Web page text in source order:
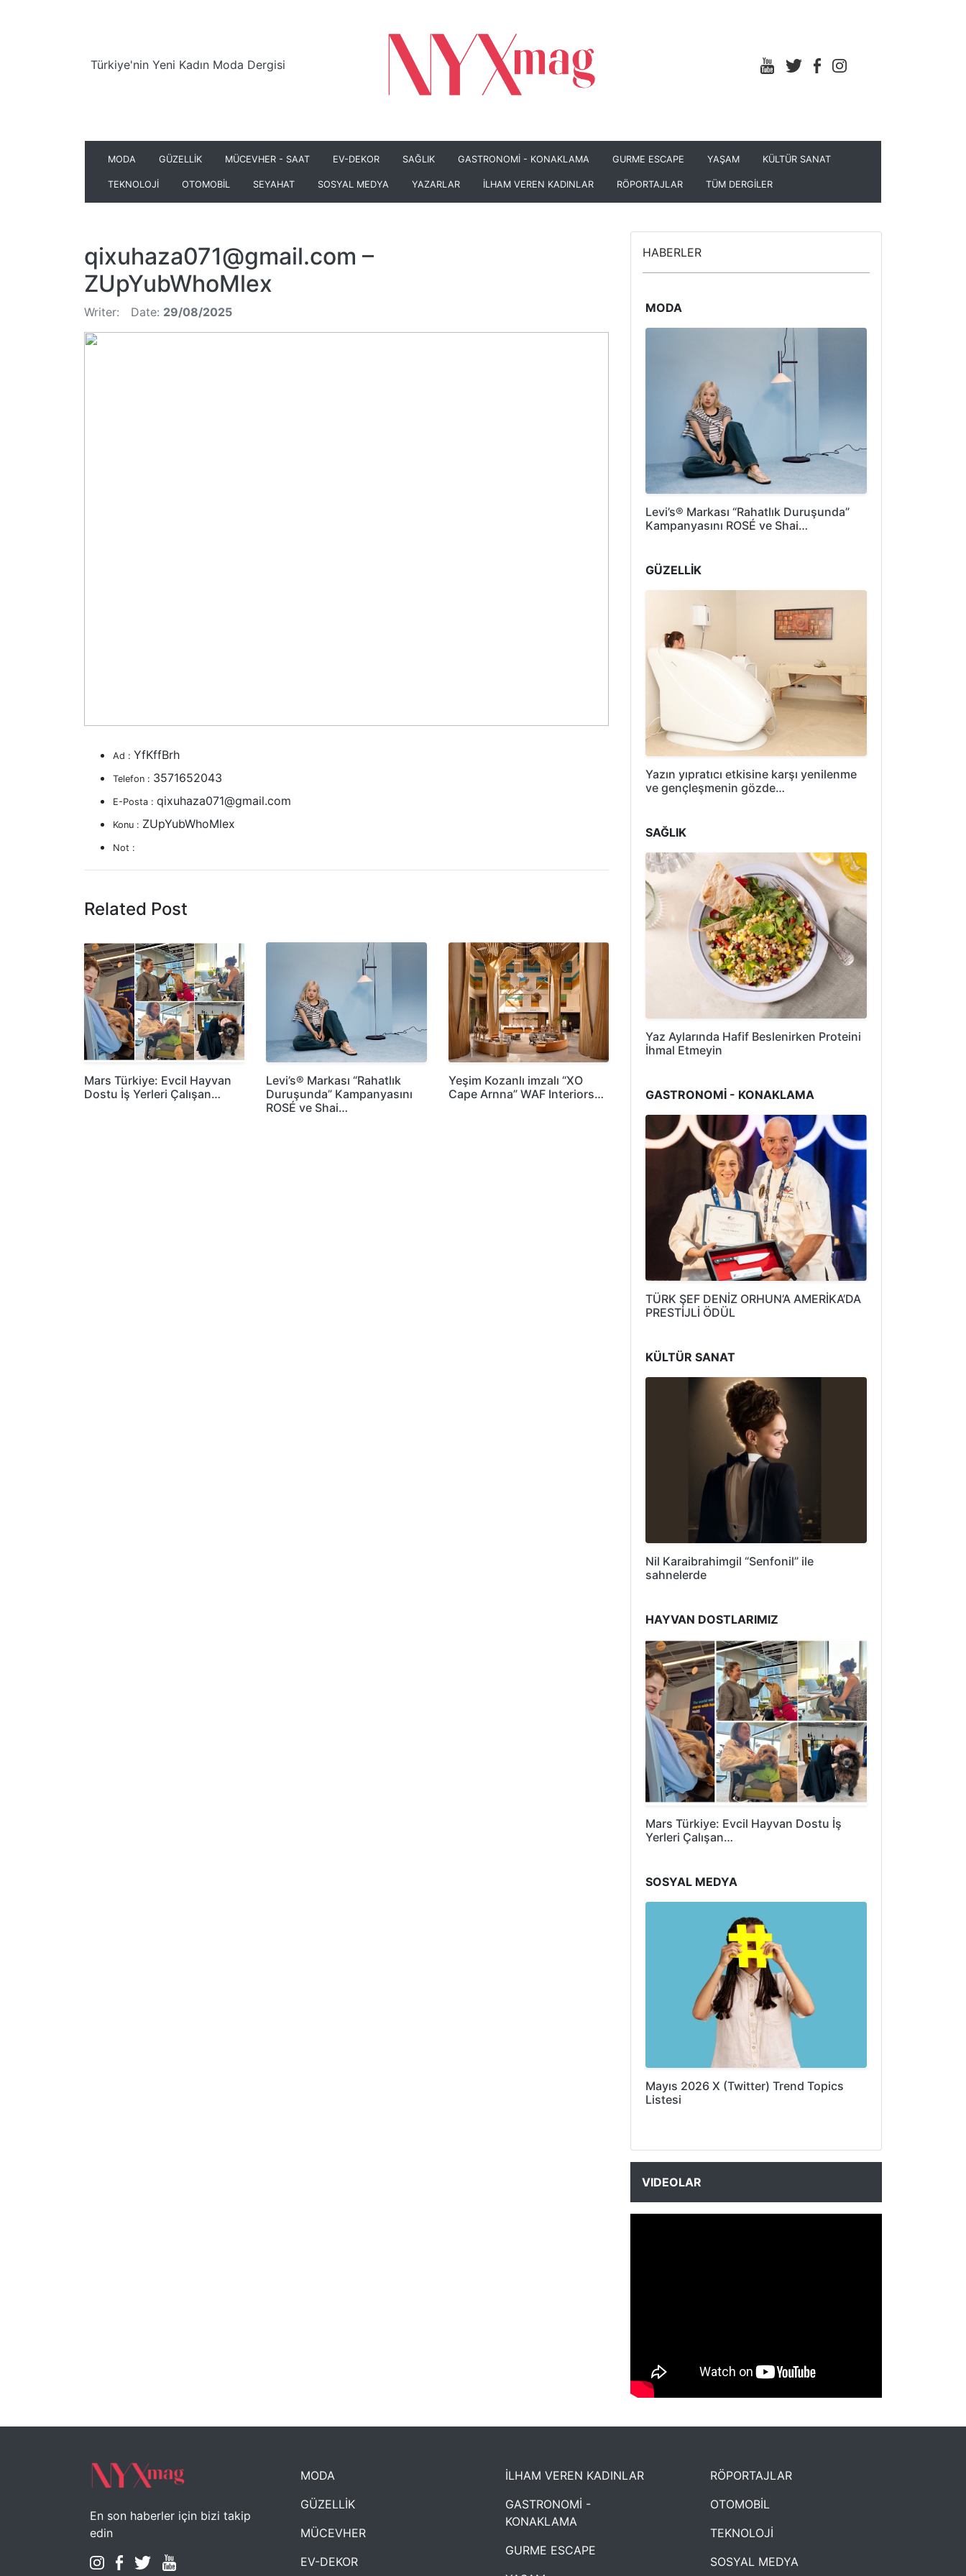
Türkiye'nin Yeni Kadın Moda Dergisi
MODA GÜZELLİK MÜCEVHER - SAAT EV-DEKOR SAĞLIK GASTRONOMİ - KONAKLAMA GURME ESCAPE YAŞAM KÜLTÜR SANAT
TEKNOLOJİ OTOMOBİL SEYAHAT SOSYAL MEDYA YAZARLAR İLHAM VEREN KADINLAR RÖPORTAJLAR TÜM DERGİLER
qixuhaza071@gmail.com –
ZUpYubWhoMlex
Writer: Date: 29/08/2025
Ad : YfKffBrh
Telefon : 3571652043
E-Posta : qixuhaza071@gmail.com
Konu : ZUpYubWhoMlex
Not :
Related Post
Mars Türkiye: Evcil Hayvan
Dostu İş Yerleri Çalışan…
Levi’s® Markası “Rahatlık
Duruşunda” Kampanyasını
ROSÉ ve Shai…
Yeşim Kozanlı imzalı “XO
Cape Arnna” WAF Interiors…
HABERLER
MODA
Levi’s® Markası “Rahatlık Duruşunda”
Kampanyasını ROSÉ ve Shai…
GÜZELLİK
Yazın yıpratıcı etkisine karşı yenilenme
ve gençleşmenin gözde…
SAĞLIK
Yaz Aylarında Hafif Beslenirken Proteini
İhmal Etmeyin
GASTRONOMİ - KONAKLAMA
TÜRK ŞEF DENİZ ORHUN’A AMERİKA’DA
PRESTİJLİ ÖDÜL
KÜLTÜR SANAT
Nil Karaibrahimgil “Senfonil” ile
sahnelerde
HAYVAN DOSTLARIMIZ
Mars Türkiye: Evcil Hayvan Dostu İş
Yerleri Çalışan…
SOSYAL MEDYA
Mayıs 2026 X (Twitter) Trend Topics
Listesi
VIDEOLAR
NYXmag 2. Yaş Kutlama Etkinliği
En son haberler için bizi takip
edin
MODA
GÜZELLİK
MÜCEVHER
EV-DEKOR
İLHAM VEREN KADINLAR
GASTRONOMİ -
KONAKLAMA
GURME ESCAPE
RÖPORTAJLAR
OTOMOBİL
TEKNOLOJİ
SOSYAL MEDYA